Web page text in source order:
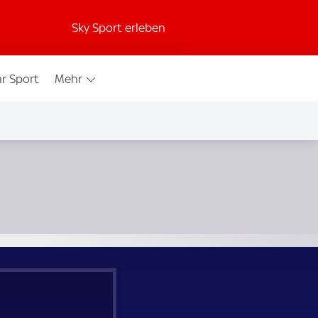
Sky Sport erleben
Sport Mehr